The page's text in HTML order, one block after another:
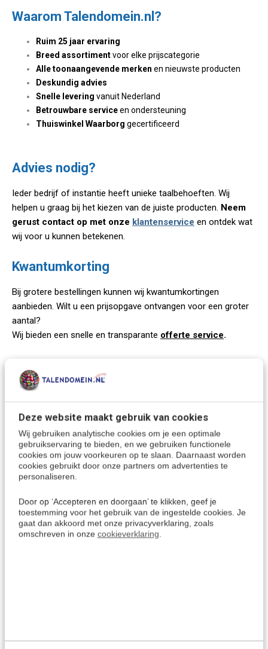
Deze website maakt gebruik van cookies
Wij gebruiken analytische cookies om je een optimale
gebruikservaring te bieden, en we gebruiken functionele
cookies om jouw voorkeuren op te slaan. Daarnaast worden
cookies gebruikt door onze partners om advertenties te
personaliseren.
Door op ‘Accepteren en doorgaan’ te klikken, geef je
toestemming voor het gebruik van de ingestelde cookies. Je
gaat dan akkoord met onze privacyverklaring, zoals
omschreven in onze cookieverklaring.
Waarom Talendomein.nl?
Ruim 25 jaar ervaring
Breed assortimentvoor elke prijscategorie
Alle toonaangevende merken en nieuwste producten
Deskundig advies
Snelle levering vanuit Nederland
Betrouwbare serviceen ondersteuning
Thuiswinkel Waarborg gecertificeerd
Advies nodig?
Ieder bedrijf of instantie heeft unieke taalbehoeften. Wij
helpen u graag bij het kiezen van de juiste producten. Neem
gerust contact op met onze klantenservice en ontdek wat
wij voor u kunnen betekenen.
Kwantumkorting
Bij grotere bestellingen kunnen wij kwantumkortingen
aanbieden. Wilt u een prijsopgave ontvangen voor een groter
aantal?
Wij bieden een snelle en transparante offerte service.
Bij Talendomein kunt u
plaatsen. Bestel direct via onze website en laat alle gegevens
automatisch verwerken voor een snelle levering. Liever een
inkooporder pere-mailsturen? Dat is ook mogelijk. Wij
verwerken uw order direct en zorgen voor een vlotte levering.
De betaling van een zakelijke bestelling kan op meerdere
manieren. Uiteraard kunt u het bedrag direct betalen bij de
mogelijkheid om op rekening te betalen.
Heeft u eerst behoefte aan persoonlijk contact? Onze